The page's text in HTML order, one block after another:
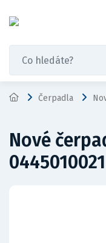
Čerpadla
Nové
0445010021